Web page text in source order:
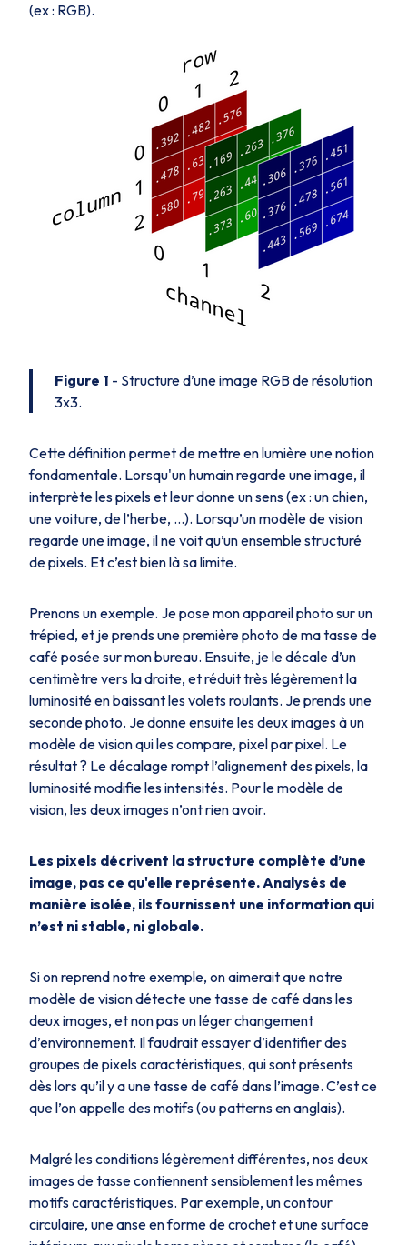
(ex : RGB).
Figure 1 - Structure d’une image RGB de résolution
3x3.
Cette définition permet de mettre en lumière une notion
fondamentale. Lorsqu'un humain regarde une image, il
interprète les pixels et leur donne un sens (ex : un chien,
une voiture, de l’herbe, …). Lorsqu’un modèle de vision
regarde une image, il ne voit qu’un ensemble structuré
de pixels. Et c’est bien là sa limite.
Prenons un exemple. Je pose mon appareil photo sur un
trépied, et je prends une première photo de ma tasse de
café posée sur mon bureau. Ensuite, je le décale d’un
centimètre vers la droite, et réduit très légèrement la
luminosité en baissant les volets roulants. Je prends une
seconde photo. Je donne ensuite les deux images à un
modèle de vision qui les compare, pixel par pixel. Le
résultat ? Le décalage rompt l’alignement des pixels, la
luminosité modifie les intensités. Pour le modèle de
vision, les deux images n’ont rien avoir.
Les pixels décrivent la structure complète d’une
image, pas ce qu'elle représente. Analysés de
manière isolée, ils fournissent une information qui
n’est ni stable, ni globale.
Si on reprend notre exemple, on aimerait que notre
modèle de vision détecte une tasse de café dans les
deux images, et non pas un léger changement
d’environnement. Il faudrait essayer d’identifier des
groupes de pixels caractéristiques, qui sont présents
dès lors qu’il y a une tasse de café dans l’image. C’est ce
que l’on appelle des motifs (ou patterns en anglais).
Malgré les conditions légèrement différentes, nos deux
images de tasse contiennent sensiblement les mêmes
motifs caractéristiques. Par exemple, un contour
circulaire, une anse en forme de crochet et une surface